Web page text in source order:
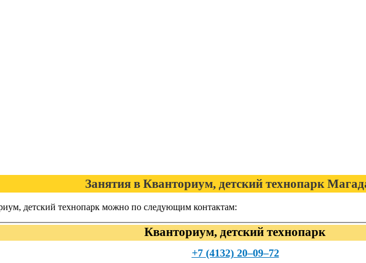
Занятия в Кванториум, детский технопарк
детский технопарк можно по следующим контактам:
Кванториум, детский технопарк
+7 (4132) 20‒09‒72